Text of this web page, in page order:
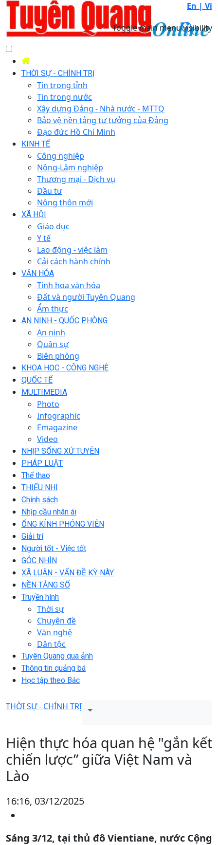
En | Vi
Toggle main menu visibility
THỜI SỰ - CHÍNH TRỊ
Tin trong tỉnh
Tin trong nước
Xây dựng Đảng - Nhà nước - MTTQ
Bảo vệ nền tảng tư tưởng của Đảng
Đạo đức Hồ Chí Minh
KINH TẾ
Công nghiệp
Nông-Lâm nghiệp
Thương mại - Dịch vụ
Đầu tư
Nông thôn mới
XÃ HỘI
Giáo dục
Y tế
Lao động - việc làm
Cải cách hành chính
VĂN HÓA
Tinh hoa văn hóa
Đất và người Tuyên Quang
Ẩm thực
AN NINH - QUỐC PHÒNG
An ninh
Quân sự
Biên phòng
KHOA HỌC - CÔNG NGHỆ
QUỐC TẾ
MULTIMEDIA
Photo
Infographic
Emagazine
Video
NHỊP SỐNG XỨ TUYÊN
PHÁP LUẬT
Thể thao
THIẾU NHI
Chính sách
Nhịp cầu nhân ái
ỐNG KÍNH PHÓNG VIÊN
Giải trí
Người tốt - Việc tốt
GÓC NHÌN
XÃ LUẬN - VẤN ĐỀ KỲ NÀY
NỀN TẢNG SỐ
Truyền hình
Thời sự
Chuyên đề
Văn nghệ
Dân tộc
Tuyên Quang qua ảnh
Thông tin quảng bá
Học tập theo Bác
THỜI SỰ - CHÍNH TRỊ
Hiện thực hóa quan hệ "gắn kết
chiến lược” giữa Việt Nam và
Lào
16:16, 03/12/2025
Sáng 3/12, tại thủ đô Vientiane, nước Cộng